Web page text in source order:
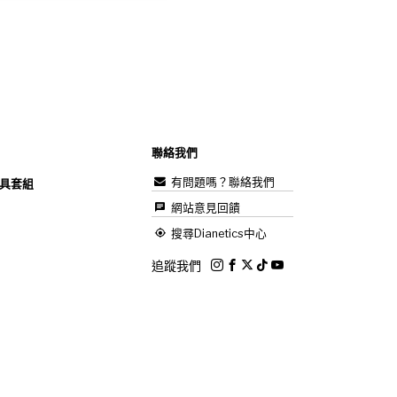
套組
聯絡我們
有問題嗎？聯絡我們
網站意見回饋
搜尋Dianetics中心
追蹤我們